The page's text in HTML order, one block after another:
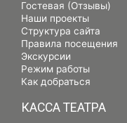
Гостевая (Отзывы)
Наши проекты
Структура сайта
Правила посещения
Экскурсии
Режим работы
Как добраться
КАССА ТЕАТРА